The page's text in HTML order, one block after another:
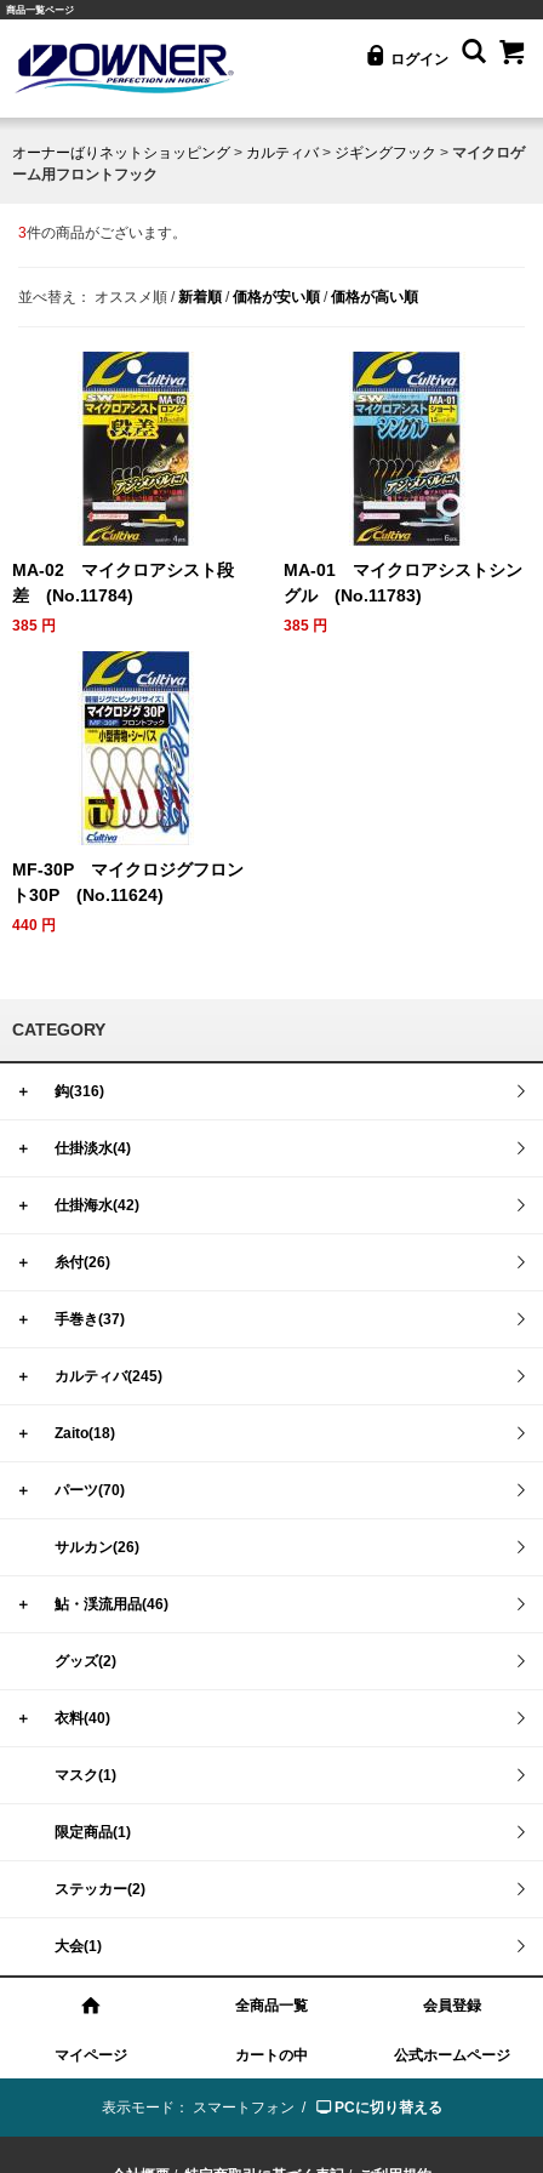
商品一覧ページ
ログイン
オーナーばりネットショッピング > カルティバ> ジギングフック > マイクロゲ
ーム用フロントフック
3件の商品がございます。
並べ替え： オススメ順 /新着順 /価格が安い順 /価格が高い順
MA-02 マイクロアシスト段
差 (No.11784)
385 円
MA-01 マイクロアシストシン
グル (No.11783)
385 円
MF-30P マイクロジグフロン
ト30P (No.11624)
440 円
CATEGORY
＋ 鈎(316)
＋ 仕掛淡水(4)
＋ 仕掛海水(42)
＋ 糸付(26)
＋ 手巻き(37)
＋ カルティバ(245)
＋ Zaito(18)
＋ パーツ(70)
サルカン(26)
＋ 鮎・渓流用品(46)
グッズ(2)
＋ 衣料(40)
マスク(1)
限定商品(1)
ステッカー(2)
大会(1)
全商品一覧 会員登録
マイページ カートの中 公式ホームページ
表示モード： スマートフォン / PCに切り替える